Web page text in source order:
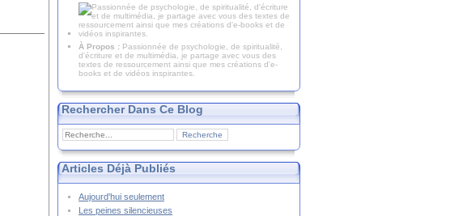
À Propos : Passionnée de psychologie, de spiritualité,
d'écriture et de multimédia, je partage avec vous des
textes de ressourcement ainsi que mes créations d'e-
books et de vidéos inspirantes.
Rechercher Dans Ce Blog
Articles Déjà Publiés
Aujourd'hui seulement
Les peines silencieuses